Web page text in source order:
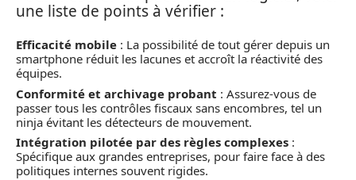
une liste de points à vérifier :
Efficacité mobile : La possibilité de tout gérer depuis un
smartphone réduit les lacunes et accroît la réactivité des
équipes.
Conformité et archivage probant : Assurez-vous de
passer tous les contrôles fiscaux sans encombres, tel un
ninja évitant les détecteurs de mouvement.
Intégration pilotée par des règles complexes :
Spécifique aux grandes entreprises, pour faire face à des
politiques internes souvent rigides.